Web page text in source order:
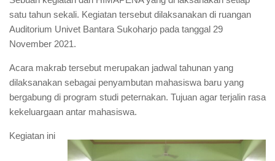
satu tahun sekali. Kegiatan tersebut dilaksanakan di ruangan
Auditorium Univet Bantara Sukoharjo pada tanggal 29
November 2021.
Acara makrab tersebut merupakan jadwal tahunan yang
dilaksanakan sebagai penyambutan mahasiswa baru yang
bergabung di program studi peternakan. Tujuan agar terjalin rasa
kekeluargaan antar mahasiswa.
Kegiatan ini